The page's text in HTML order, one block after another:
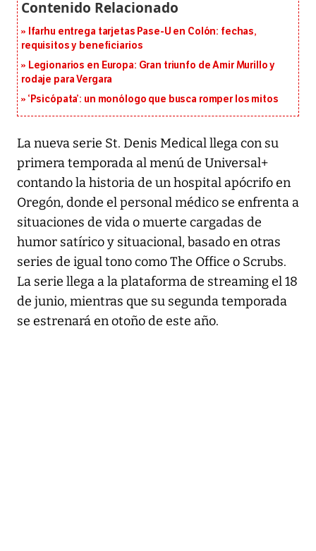
Ifarhu entrega tarjetas Pase-U en Colón: fechas,
requisitos y beneficiarios
Legionarios en Europa: Gran triunfo de Amir Murillo y
rodaje para Vergara
‘Psicópata’: un monólogo que busca romper los mitos
La nueva serie St. Denis Medical llega con su
primera temporada al menú de Universal+
contando la historia de un hospital apócrifo en
Oregón, donde el personal médico se enfrenta a
situaciones de vida o muerte cargadas de
humor satírico y situacional, basado en otras
series de igual tono como The Office o Scrubs.
La serie llega a la plataforma de streaming el 18
de junio, mientras que su segunda temporada
se estrenará en otoño de este año.